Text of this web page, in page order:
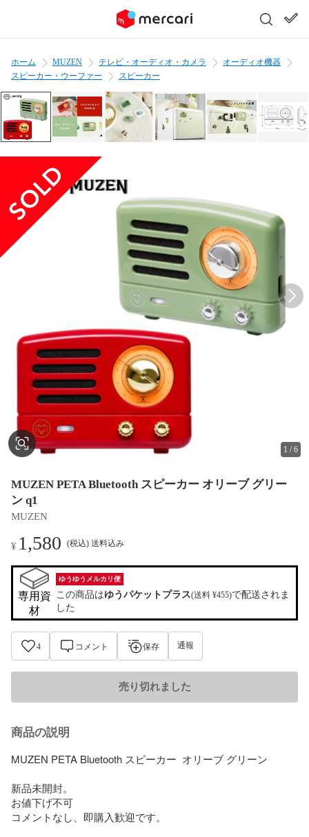
ホーム MUZEN テレビ・オーディオ・カメラ
オーディオ機器
スピーカー・ウーファー
スピーカー
1 /6
MUZEN PETA Bluetooth スピーカー オリーブ グリー
ン q1
MUZEN
¥ 1,580 (税込) 送料込み
専用資
材
ゆうゆうメルカリ便
この商品はゆうパケットプラス(送料 ¥455)で配送されま
した
4 コメント 保存 通報
売り切れました
商品の説明
MUZEN PETA Bluetooth スピーカー  オリーブ グリーン
新品未開封。
お値下げ不可
コメントなし、即購入歓迎です。